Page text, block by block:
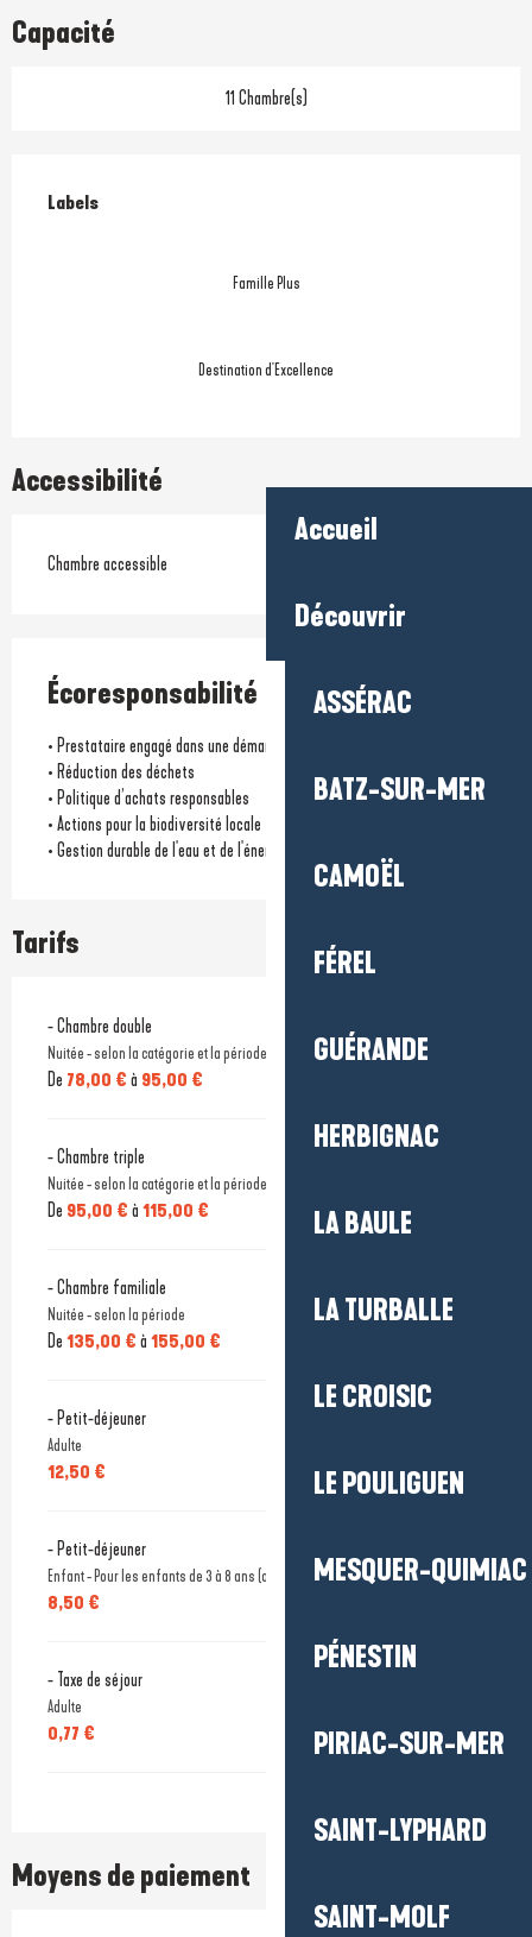
Accueil
Découvrir
ASSÉRAC
BATZ-SUR-MER
CAMOËL
FÉREL
GUÉRANDE
HERBIGNAC
LA BAULE
LA TURBALLE
LE CROISIC
LE POULIGUEN
MESQUER-QUIMIAC
PÉNESTIN
PIRIAC-SUR-MER
SAINT-LYPHARD
SAINT-MOLF
Capacité
11 Chambre(s)
Offres de prestations
Labels
Labels
Famille Plus
Destination d'Excellence
Accessibilité
Chambre accessible
Écoresponsabilité
• Prestataire engagé dans une démarche environnementale
• Réduction des déchets
• Politique d’achats responsables
• Actions pour la biodiversité locale
• Gestion durable de l'eau et de l'énergie
Tarifs
- Chambre double
Nuitée - selon la catégorie et la période
De 78,00 € à 95,00 €
- Chambre triple
Nuitée - selon la catégorie et la période
De 95,00 € à 115,00 €
- Chambre familiale
Nuitée - selon la période
De 135,00 € à 155,00 €
- Petit-déjeuner
Adulte
12,50 €
- Petit-déjeuner
Enfant - Pour les enfants de 3 à 8 ans (offert pour les moins de 3 ans)
8,50 €
- Taxe de séjour
Adulte
0,77 €
Moyens de paiement